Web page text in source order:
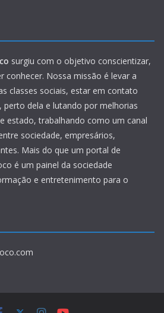
surgiu com o objetivo conscientizar,
conhecer. Nossa missão é levar a
classes sociais, estar em contato
dela e lutando por melhorias
estado, trabalhando como um canal
sociedade, empresários,
Mais do que um portal de
é um painel da sociedade
e entretenimento para o